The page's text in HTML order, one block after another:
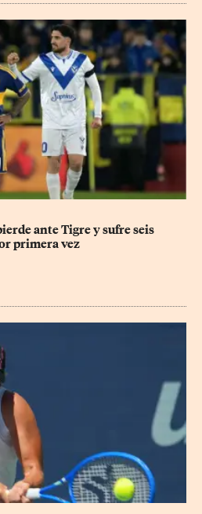
ante Tigre y sufre seis
primera vez